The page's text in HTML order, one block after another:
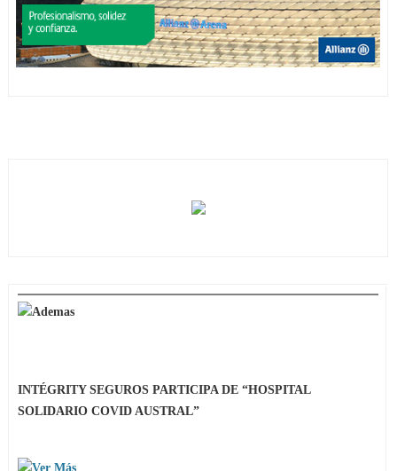
INTÉGRITY SEGUROS PARTICIPA DE “HOSPITAL
SOLIDARIO COVID AUSTRAL”